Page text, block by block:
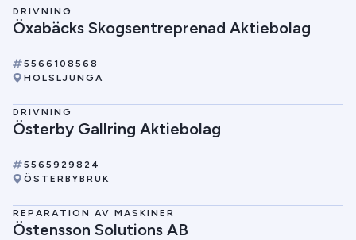
DRIVNING
Öxabäcks Skogsentreprenad Aktiebolag
5566108568
HOLSLJUNGA
DRIVNING
Österby Gallring Aktiebolag
5565929824
ÖSTERBYBRUK
REPARATION AV MASKINER
Östensson Solutions AB